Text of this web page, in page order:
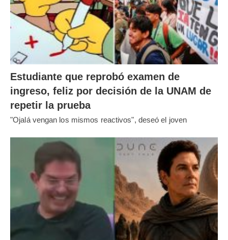
Estudiante que reprobó examen de
ingreso, feliz por decisión de la UNAM de
repetir la prueba
"Ojalá vengan los mismos reactivos", deseó el joven